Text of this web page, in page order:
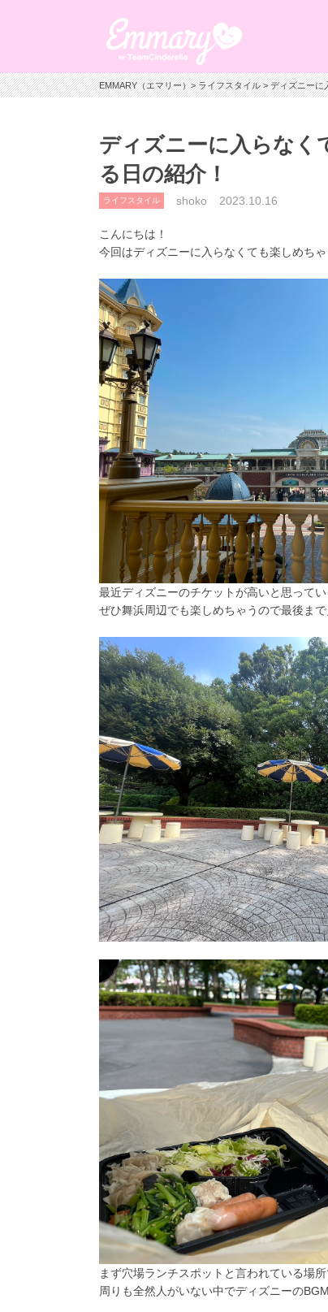
EMMARY（エマリー）>ライフスタイル> ディズニーに
ディズニーに入らな
る日の紹介！
ライフスタイル shoko 2023.10.16
こんにちは！
今回はディズニーに入らなくても楽しめち
最近ディズニーのチケットが高いと思って
ぜひ舞浜周辺でも楽しめちゃうので最後まで
まず穴場ランチスポットと言われている場
周りも全然人がいない中でディズニーの